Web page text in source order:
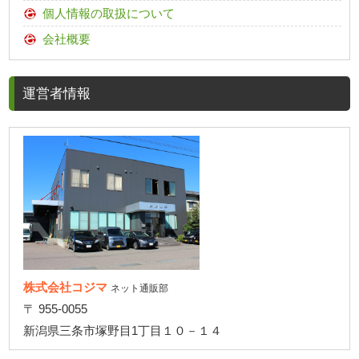
個人情報の取扱について
会社概要
運営者情報
株式会社コジマ ネット通販部
〒 955-0055
新潟県三条市塚野目1丁目１０－１４